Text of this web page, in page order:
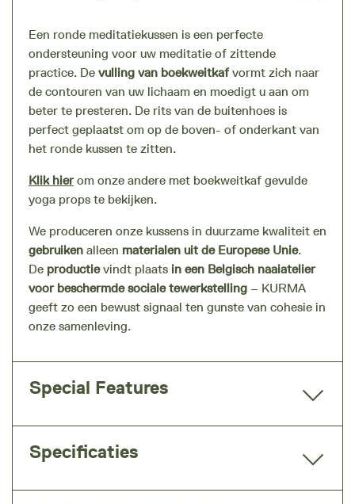
Een ronde meditatiekussen is een perfecte
ondersteuning voor uw meditatie of zittende
practice. De vulling van boekweitkafvormt zich naar
de contouren van uw lichaam en moedigt u aan om
beter te presteren. De rits van de buitenhoes is
perfect geplaatst om op de boven- of onderkant van
het ronde kussen te zitten.
Klik hierom onze andere met boekweitkaf gevulde
yoga props te bekijken.
We produceren onze kussens in duurzame kwaliteit en
gebruiken alleen materialen uit de Europese Unie.
De productievindt plaats in een Belgisch naaiatelier
voor beschermde sociale tewerkstelling – KURMA
geeft zo een bewust signaal ten gunste van cohesie in
onze samenleving.
Special Features
Specificaties